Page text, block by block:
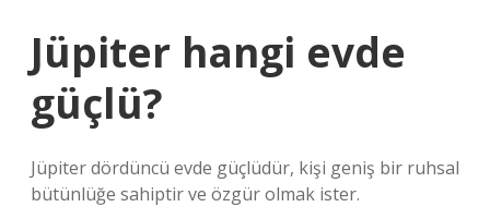
Jüpiter hangi evde
güçlü?
Jüpiter dördüncü evde güçlüdür, kişi geniş bir ruhsal
bütünlüğe sahiptir ve özgür olmak ister.